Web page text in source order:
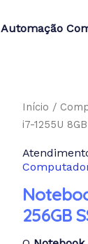
Automação
Início /
i7-1255U
256GB